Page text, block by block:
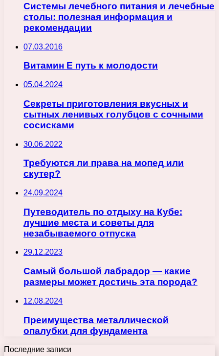
Системы лечебного питания и лечебные
столы: полезная информация и
рекомендации
07.03.2016
Витамин Е путь к молодости
05.04.2024
Секреты приготовления вкусных и
сытных ленивых голубцов с сочными
сосисками
30.06.2022
Требуются ли права на мопед или
скутер?
24.09.2024
Путеводитель по отдыху на Кубе:
лучшие места и советы для
незабываемого отпуска
29.12.2023
Самый большой лабрадор — какие
размеры может достичь эта порода?
12.08.2024
Преимущества металлической
опалубки для фундамента
Последние записи